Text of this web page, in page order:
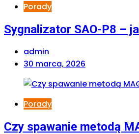
Porady
Sygnalizator SAO-P8 –
admin
30 marca, 2026
Porady
Czy spawanie metodą